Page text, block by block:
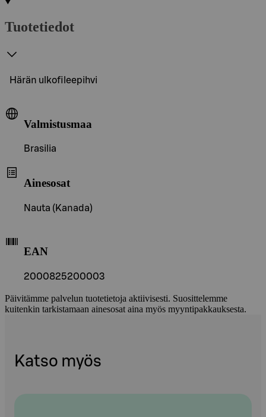
Tuotetiedot
Härän ulkofileepihvi
Valmistusmaa
Brasilia
Ainesosat
Nauta (Kanada)
EAN
2000825200003
Päivitämme palvelun tuotetietoja aktiivisesti. Suosittelemme
kuitenkin tarkistamaan ainesosat aina myös myyntipakkauksesta.
Katso myös